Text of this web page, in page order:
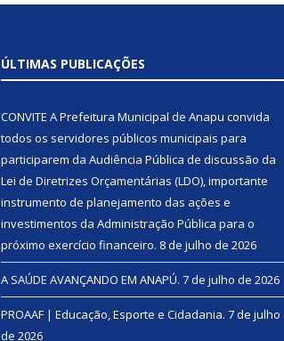
ÚLTIMAS PUBLICAÇÕES
CONVITE A Prefeitura Municipal de Anapu convida
todos os servidores públicos municipais para
participarem da Audiência Pública de discussão da
Lei de Diretrizes Orçamentárias (LDO), importante
instrumento de planejamento das ações e
investimentos da Administração Pública para o
próximo exercício financeiro. 8 de julho de 2026
A SAÚDE AVANÇANDO EM ANAPÚ. 7 de julho de 2026
PROAAF | Educação, Esporte e Cidadania. 7 de julho
de 2026